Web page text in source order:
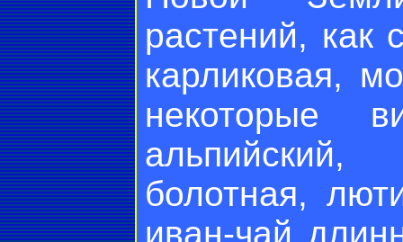
растений, как
карликовая,
некоторые
альпийский,
болотная,
иван-чай